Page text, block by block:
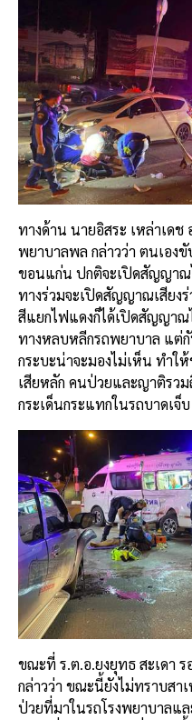
ทางด้าน นายอิสระ เหล่าเด
พยาบาลพล กล่าวว่า ตนเอง
ขอนแก่น ปกติจะเปิดสัญญาณ
ทางร่วมจะเปิดสัญญาณเสียง
สีแยกไฟแดงก็ได้เปิดสัญญา
ทางหลบหลีกรถพยาบาล แต่
กระบะน่าจะมองไม่เห็น ทำใ
เสียหลัก คนป่วยและญาติรว
กระเด็นกระแทกในรถบาดเจ็
ขณะที่ ร.ต.อ.ยงยุทธ สะเดา ร
กล่าวว่า ขณะนี้ยังไม่ทราบสา
ป่วยที่มาในรถโรงพยาบาลแ